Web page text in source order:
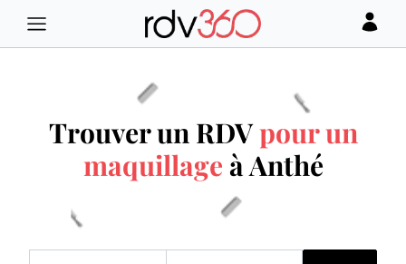
Trouver un RDVpour un
maquillage à Anthé